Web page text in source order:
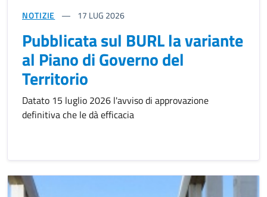
NOTIZIE 17 LUG 2026
Pubblicata sul BURL la variante
al Piano di Governo del
Territorio
Datato 15 luglio 2026 l'avviso di approvazione
definitiva che le dà efficacia